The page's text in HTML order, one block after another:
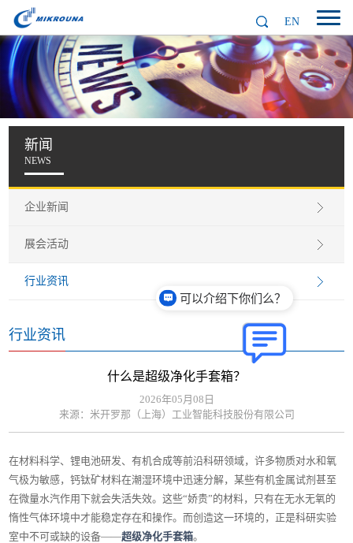
EN
新闻
NEWS
企业新闻
展会活动
行业资讯
行业资讯
什么是超级净化手套箱？
2026年05月08日
来源：米开罗那（上海）工业智能科技股份有限公司
在材料科学、锂电池研发、有机合成等前沿科研领域，许多物质对水和氧
气极为敏感，钙钛矿材料在潮湿环境中迅速分解，某些有机金属试剂甚至
在微量水汽作用下就会失活失效。这些“娇贵”的材料，只有在无水无氧的
惰性气体环境中才能稳定存在和操作。而创造这一环境的，正是科研实验
室中不可或缺的设备——超级净化手套箱。
可以介绍下你们么？